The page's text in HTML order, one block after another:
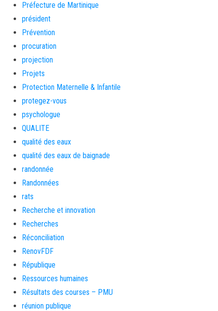
Préfecture de Martinique
président
Prévention
procuration
projection
Projets
Protection Maternelle & Infantile
protegez-vous
psychologue
QUALITE
qualité des eaux
qualité des eaux de baignade
randonnée
Randonnées
rats
Recherche et innovation
Recherches
Réconciliation
RenovFDF
République
Ressources humaines
Résultats des courses – PMU
réunion publique